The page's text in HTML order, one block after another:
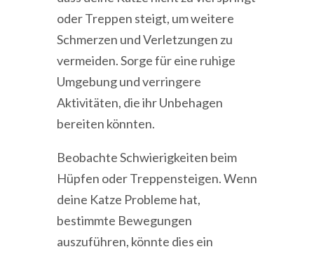
oder Treppen steigt, um weitere
Schmerzen und Verletzungen zu
vermeiden. Sorge für eine ruhige
Umgebung und verringere
Aktivitäten, die ihr Unbehagen
bereiten könnten.
Beobachte Schwierigkeiten beim
Hüpfen oder Treppensteigen. Wenn
deine Katze Probleme hat,
bestimmte Bewegungen
auszuführen, könnte dies ein